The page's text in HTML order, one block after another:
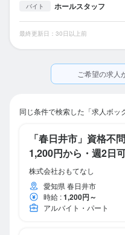
バイト ホールスタッフ
最終更新日：30日以上前
ご希望の求人
同じ条件で検索した「求人ボッ
「春日井市」資格不
1,200円から・週2日
株式会社おもてなし
愛知県 春日井市
時給 :1,200円～
アルバイト・パート